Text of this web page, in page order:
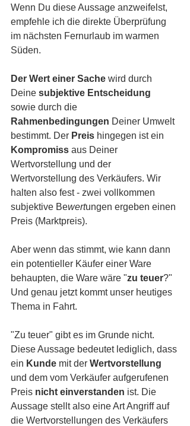
Wenn Du diese Aussage anzweifelst,
empfehle ich die direkte Überprüfung
im nächsten Fernurlaub im warmen
Süden.
Der Wert einer Sache wird durch
Deine subjektive Entscheidung
sowie durch die
Rahmenbedingungen Deiner Umwelt
bestimmt. Der Preis hingegen ist ein
Kompromiss aus Deiner
Wertvorstellung und der
Wertvorstellung des Verkäufers. Wir
halten also fest - zwei vollkommen
subjektive Bewertungen ergeben einen
Preis (Marktpreis).
Aber wenn das stimmt, wie kann dann
ein potentieller Käufer einer Ware
behaupten, die Ware wäre "zu teuer?"
Und genau jetzt kommt unser heutiges
Thema in Fahrt.
"Zu teuer" gibt es im Grunde nicht.
Diese Aussage bedeutet lediglich, dass
ein Kunde mit der Wertvorstellung
und dem vom Verkäufer aufgerufenen
Preis nicht einverstanden ist. Die
Aussage stellt also eine Art Angriff auf
die Wertvorstellungen des Verkäufers